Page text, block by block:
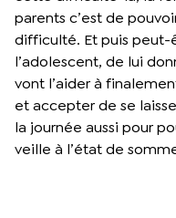
parents c’est de
difficulté. Et puis peut-
l’adolescent, de lui
vont l’aider à
et accepter de se
la journée aussi pour
veille à l’état de